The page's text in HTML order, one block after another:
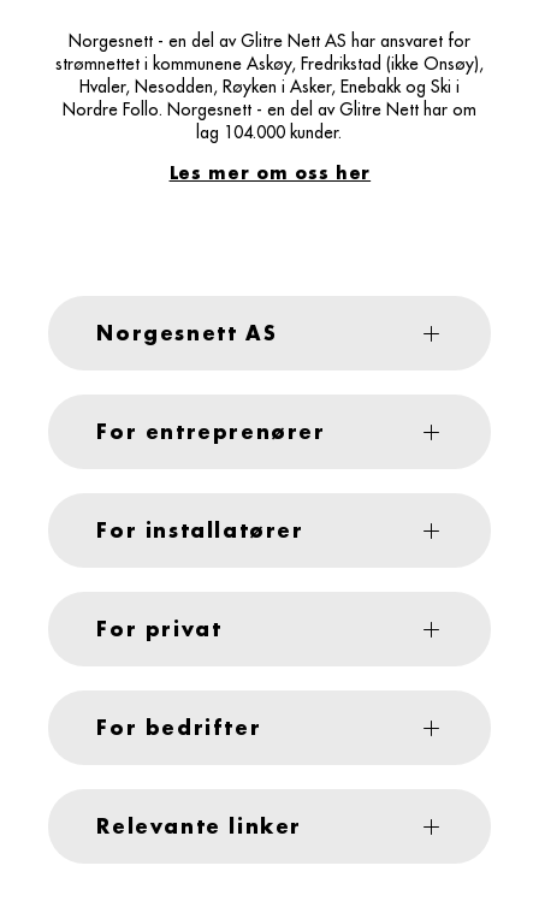
Norgesnett - en del av Glitre Nett AS har ansvaret for
strømnettet i kommunene Askøy, Fredrikstad (ikke Onsøy),
Hvaler, Nesodden, Røyken i Asker, Enebakk og Ski i
Nordre Follo. Norgesnett - en del av Glitre Nett har om
lag 104.000 kunder.
Les mer om oss her
Norgesnett AS
For entreprenører
For installatører
For privat
For bedrifter
Relevante linker